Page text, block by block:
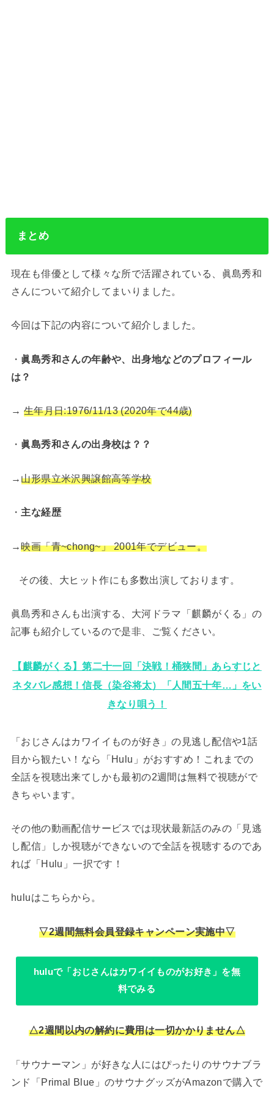
まとめ
現在も俳優として様々な所で活躍されている、眞島秀和
さんについて紹介してまいりました。
今回は下記の内容について紹介しました。
・ 眞島秀和さんの年齢や、出身地などのプロフィール
は？
→ 生年月日:1976/11/13 (2020年で44歳)
・ 眞島秀和さんの出身校は？？
→ 山形県立米沢興譲館高等学校
・ 主な経歴
→映画「青~chong~」 2001年でデビュー。
その後、大ヒット作にも多数出演しております。
眞島秀和さんも出演する、大河ドラマ「麒麟がくる」の
記事も紹介しているので是非、ご覧ください。
【麒麟がくる】第二十一回「決戦！桶狭間」あらすじと
ネタバレ感想！信長（染谷将太）「人間五十年…」をい
きなり唄う！
「おじさんはカワイイものが好き」の見逃し配信や1話
目から観たい！なら「Hulu」がおすすめ！これまでの
全話を視聴出来てしかも最初の2週間は無料で視聴がで
きちゃいます。
その他の動画配信サービスでは現状最新話のみの「見逃
し配信」しか視聴ができないので全話を視聴するのであ
れば「Hulu」一択です！
huluはこちらから。
▽2週間無料会員登録キャンペーン実施中▽
huluで「おじさんはカワイイものがお好き」を無
料でみる
△2週間以内の解約に費用は一切かかりません△
「サウナーマン」が好きな人にはぴったりのサウナブラ
ンド「Primal Blue」のサウナグッズがAmazonで購入で